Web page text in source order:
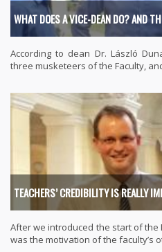
WHAT DOES A VICE-DEAN DO? AND
According to dean Dr. László
three musketeers of the Faculty,
TEACHERS’ CREDIBILITY IS REALLY
After we introduced the start of the
was the motivation of the faculty’s